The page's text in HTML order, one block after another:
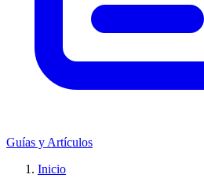
Guías y Artículos
Inicio